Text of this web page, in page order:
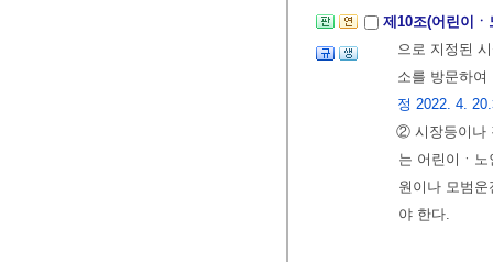
제10조(어린이
으로 지정된
소를 방문하
정 2022. 4.
② 시장등이나
는 어린이ㆍ
원이나 모범
야 한다.